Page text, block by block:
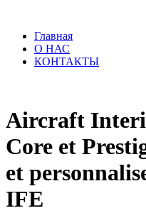
Главная
О НАС
КОНТАКТЫ
Aircraft
Core et
et
IFE